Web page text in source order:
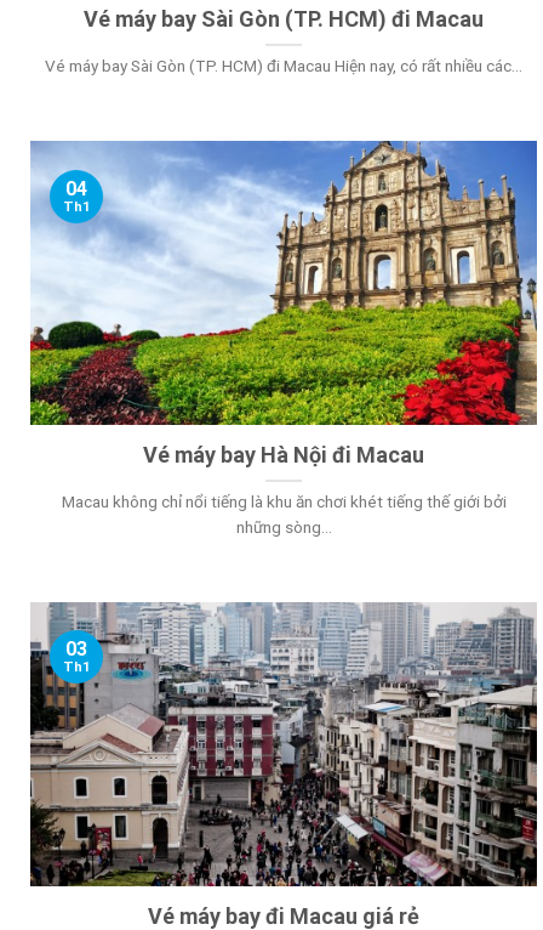
Vé máy bay Sài Gòn (TP. HCM) đi Macau
Vé máy bay Sài Gòn (TP. HCM) đi Macau Hiện nay, có rất nhiều các...
Vé máy bay Hà Nội đi Macau
Macau không chỉ nổi tiếng là khu ăn chơi khét tiếng thế giới bởi
những sòng...
04
Th1
Vé máy bay đi Macau giá rẻ
03
Th1